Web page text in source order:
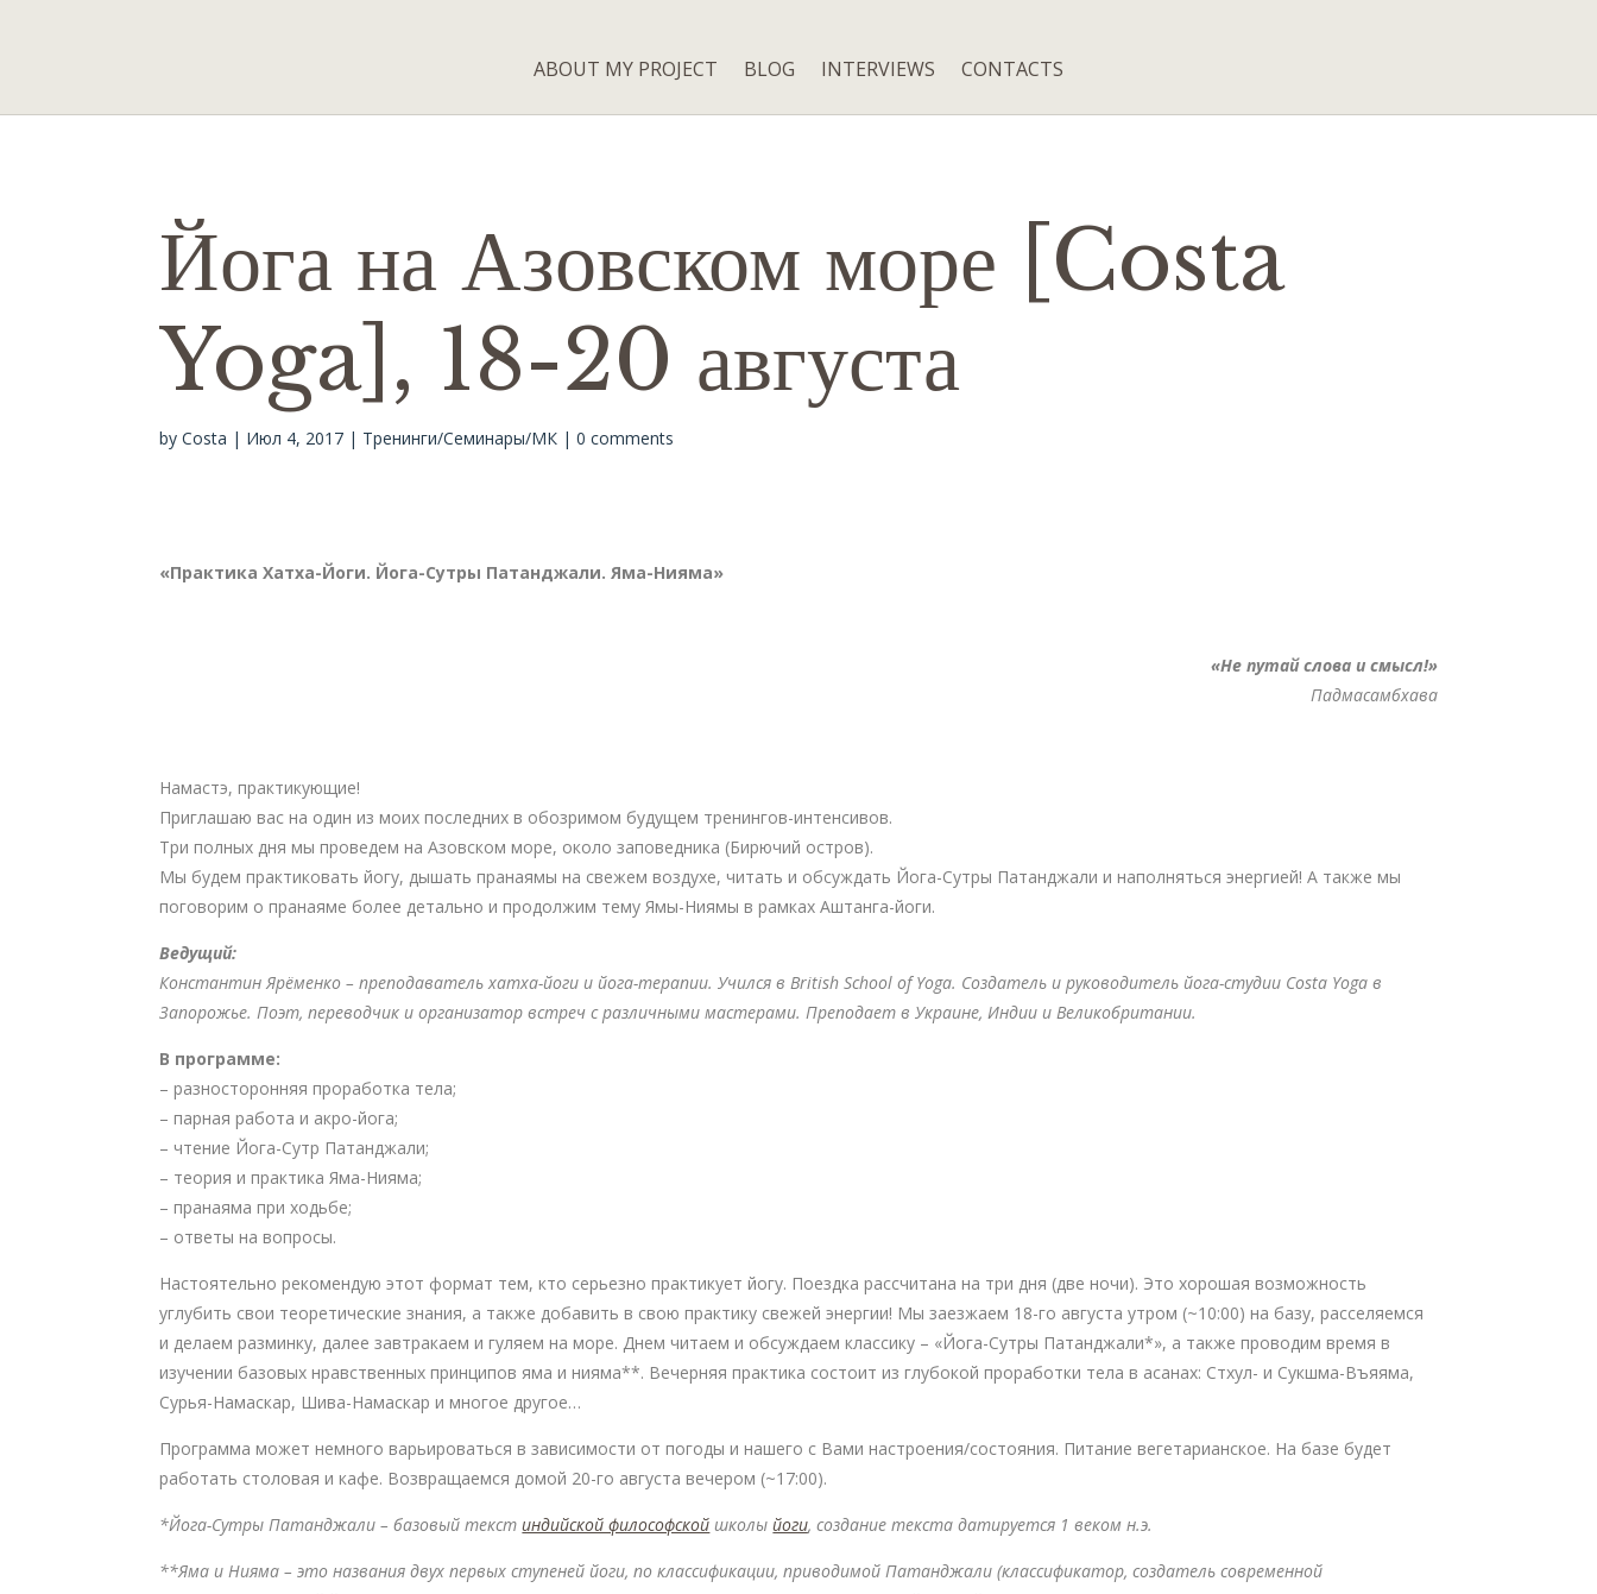
ABOUT MY PROJECT BLOG INTERVIEWS CONTACTS
Йога на Азовском море [Costa
Yoga], 18-20 августа
byCosta | Июл 4, 2017 | Тренинги/Семинары/МК |0 comments
«Практика Хатха-Йоги. Йога-Сутры Патанджали. Яма-Нияма»
«Не путай слова и смысл!»
Падмасамбхава
Намастэ, практикующие!
Приглашаю вас на один из моих последних в обозримом будущем тренингов-интенсивов.
Три полных дня мы проведем на Азовском море, около заповедника (Бирючий остров).
Мы будем практиковать йогу, дышать пранаямы на свежем воздухе, читать и обсуждать Йога-Сутры Патанджали и наполняться энергией! А также мы
поговорим о пранаяме более детально и продолжим тему Ямы-Ниямы в рамках Аштанга-йоги.
Ведущий:
Константин Ярёменко–преподаватель хатха-йоги и йога-терапии. Учился в British School of Yoga. Создатель и руководитель йога-студии Costa Yogaв
Запорожье. Поэт, переводчик и организатор встреч с различными мастерами. Преподает в Украине, Индии и Великобритании.
В программе:
– разносторонняя проработка тела;
– парная работа и акро-йога;
– чтение Йога-Сутр Патанджали;
– теория и практика Яма-Нияма;
– пранаяма при ходьбе;
– ответы на вопросы.
Настоятельно рекомендую этот формат тем, кто серьезно практикует йогу. Поездка рассчитана на три дня (две ночи). Это хорошая возможность
углубить свои теоретические знания, а также добавить в свою практику свежей энергии! Мы заезжаем 18-го августа утром (~10:00) на базу, расселяемся
и делаем разминку, далее завтракаем и гуляем на море. Днем читаем и обсуждаем классику – «Йога-Сутры Патанджали*», а также проводим время в
изучении базовых нравственных принципов яма и нияма**. Вечерняя практика состоит из глубокой проработки тела в асанах: Стхул- и Сукшма-Въяяма,
Сурья-Намаскар, Шива-Намаскар и многое другое…
Программа может немного варьироваться в зависимости от погоды и нашего с Вами настроения/состояния. Питание вегетарианское. На базе будет
работать столовая и кафе. Возвращаемся домой 20-го августа вечером (~17:00).
*Йога-Сутры Патанджали – базовый текстиндийской философской школыйоги, создание текста датируется 1 веком н.э.
**Яма и Нияма – это названия двух первых ступеней йоги, по классификации, приводимой Патанджали (классификатор, создатель современной